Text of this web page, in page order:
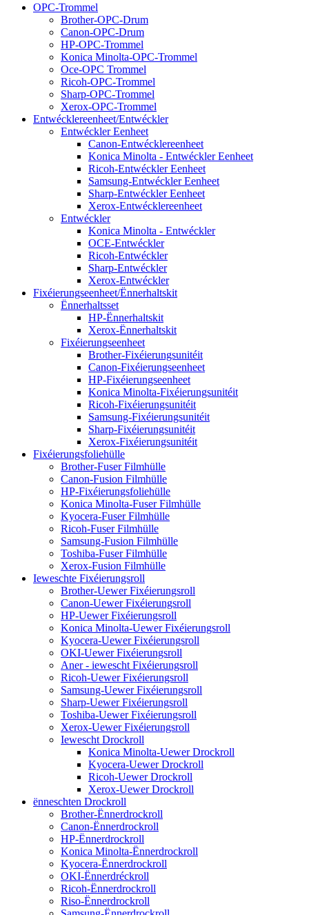
OPC-Trommel
Brother-OPC-Drum
Canon-OPC-Drum
HP-OPC-Trommel
Konica Minolta-OPC-Trommel
Oce-OPC Trommel
Ricoh-OPC-Trommel
Sharp-OPC-Trommel
Xerox-OPC-Trommel
Entwécklereenheet/Entwéckler
Entwéckler Eenheet
Canon-Entwécklereenheet
Konica Minolta - Entwéckler Eenheet
Ricoh-Entwéckler Eenheet
Samsung-Entwéckler Eenheet
Sharp-Entwéckler Eenheet
Xerox-Entwécklereenheet
Entwéckler
Konica Minolta - Entwéckler
OCE-Entwéckler
Ricoh-Entwéckler
Sharp-Entwéckler
Xerox-Entwéckler
Fixéierungseenheet/Ënnerhaltskit
Ënnerhaltsset
HP-Ënnerhaltskit
Xerox-Ënnerhaltskit
Fixéierungseenheet
Brother-Fixéierungsunitéit
Canon-Fixéierungseenheet
HP-Fixéierungseenheet
Konica Minolta-Fixéierungsunitéit
Ricoh-Fixéierungsunitéit
Samsung-Fixéierungsunitéit
Sharp-Fixéierungsunitéit
Xerox-Fixéierungsunitéit
Fixéierungsfoliehülle
Brother-Fuser Filmhülle
Canon-Fusion Filmhülle
HP-Fixéierungsfoliehülle
Konica Minolta-Fuser Filmhülle
Kyocera-Fuser Filmhülle
Ricoh-Fuser Filmhülle
Samsung-Fusion Filmhülle
Toshiba-Fuser Filmhülle
Xerox-Fusion Filmhülle
Ieweschte Fixéierungsroll
Brother-Uewer Fixéierungsroll
Canon-Uewer Fixéierungsroll
HP-Uewer Fixéierungsroll
Konica Minolta-Uewer Fixéierungsroll
Kyocera-Uewer Fixéierungsroll
OKI-Uewer Fixéierungsroll
Aner - iewescht Fixéierungsroll
Ricoh-Uewer Fixéierungsroll
Samsung-Uewer Fixéierungsroll
Sharp-Uewer Fixéierungsroll
Toshiba-Uewer Fixéierungsroll
Xerox-Uewer Fixéierungsroll
Iewescht Drockroll
Konica Minolta-Uewer Drockroll
Kyocera-Uewer Drockroll
Ricoh-Uewer Drockroll
Xerox-Uewer Drockroll
ënneschten Drockroll
Brother-Ënnerdrockroll
Canon-Ënnerdrockroll
HP-Ënnerdrockroll
Konica Minolta-Ënnerdrockroll
Kyocera-Ënnerdrockroll
OKI-Ënnerdréckroll
Ricoh-Ënnerdrockroll
Riso-Ënnerdrockroll